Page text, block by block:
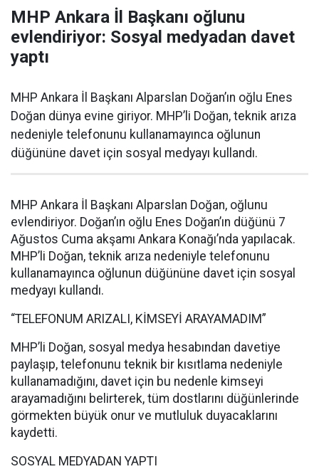
MHP Ankara İl Başkanı oğlunu
evlendiriyor: Sosyal medyadan davet
yaptı
MHP Ankara İl Başkanı Alparslan Doğan’ın oğlu Enes
Doğan dünya evine giriyor. MHP’li Doğan, teknik arıza
nedeniyle telefonunu kullanamayınca oğlunun
düğününe davet için sosyal medyayı kullandı.
MHP Ankara İl Başkanı Alparslan Doğan, oğlunu
evlendiriyor. Doğan’ın oğlu Enes Doğan’ın düğünü 7
Ağustos Cuma akşamı Ankara Konağı’nda yapılacak.
MHP’li Doğan, teknik arıza nedeniyle telefonunu
kullanamayınca oğlunun düğününe davet için sosyal
medyayı kullandı.
“TELEFONUM ARIZALI, KİMSEYİ ARAYAMADIM”
MHP’li Doğan, sosyal medya hesabından davetiye
paylaşıp, telefonunu teknik bir kısıtlama nedeniyle
kullanamadığını, davet için bu nedenle kimseyi
arayamadığını belirterek, tüm dostlarını düğünlerinde
görmekten büyük onur ve mutluluk duyacaklarını
kaydetti.
SOSYAL MEDYADAN YAPTI